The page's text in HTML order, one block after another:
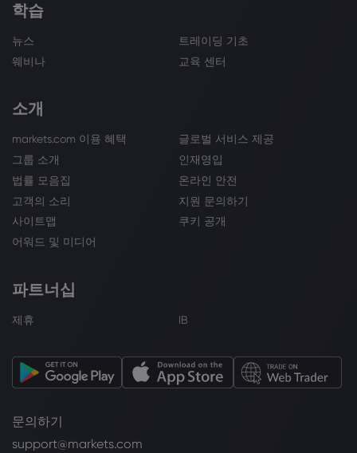
학습
뉴스
트레이딩 기초
웨비나
교육 센터
소개
markets.com 이용 혜택
글로벌 서비스 제공
그룹 소개
인재영입
법률 모음집
온라인 안전
고객의 소리
지원 문의하기
사이트맵
쿠키 공개
어워드 및 미디어
파트너십
제휴 IB
문의하기
support@markets.com